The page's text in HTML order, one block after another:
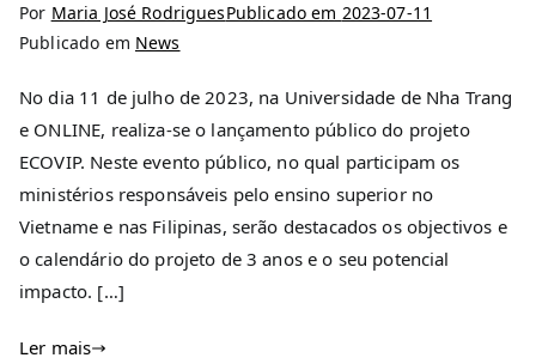
Por Maria José RodriguesPublicado em 2023-07-11
Publicado em News
No dia 11 de julho de 2023, na Universidade de Nha Trang
e ONLINE, realiza-se o lançamento público do projeto
ECOVIP. Neste evento público, no qual participam os
ministérios responsáveis pelo ensino superior no
Vietname e nas Filipinas, serão destacados os objectivos e
o calendário do projeto de 3 anos e o seu potencial
impacto. […]
Ler mais